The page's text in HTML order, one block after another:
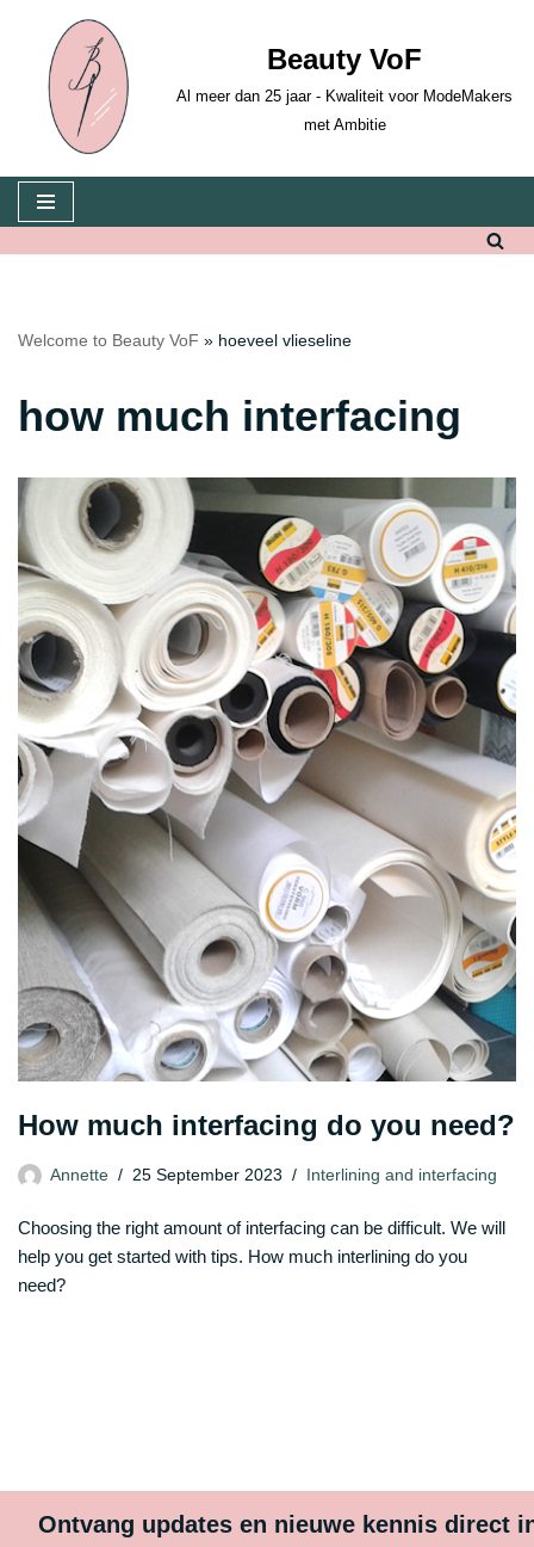
Skip
content
Beauty VoF
Al meer dan 25 jaar - Kwaliteit voor ModeMakers
met Ambitie
Welcome to Beauty VoF » hoeveel vlieseline
how much interfacing
How much interfacing do you need?
Annette 25 September 2023 Interlining and interfacing
Choosing the right amount of interfacing can be difficult. We will
help you get started with tips. How much interlining do you
need?
Ontvang updates en nieuwe kennis direct